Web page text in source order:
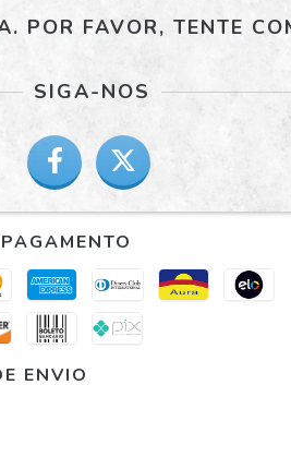
POR FAVOR, TENTE
SIGA-NOS
ENVIO